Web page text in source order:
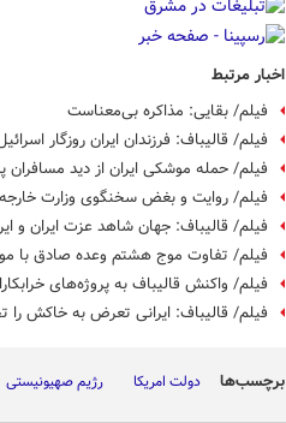
اخبار مرتبط
فیلم/ بقایی: مذاکره بی‌معناست
فیلم/ قالیباف: فرزندان ایران روزگار
فیلم/ حمله موشکی ایران از دید مسافران
فیلم/ روایت و بغض سخنگوی وزارت خارجه
فیلم/ قالیباف: جهان شاهد عزت ایران و
فیلم/ تفاوت موج هشتم وعده صادق با
فیلم/ واکنش قالیباف به پروژه‌های
فیلم/ قالیباف: ایرانی تعرض به خاکش را
برچسب‌ها دولت امریکا رژیم صهیونیستی